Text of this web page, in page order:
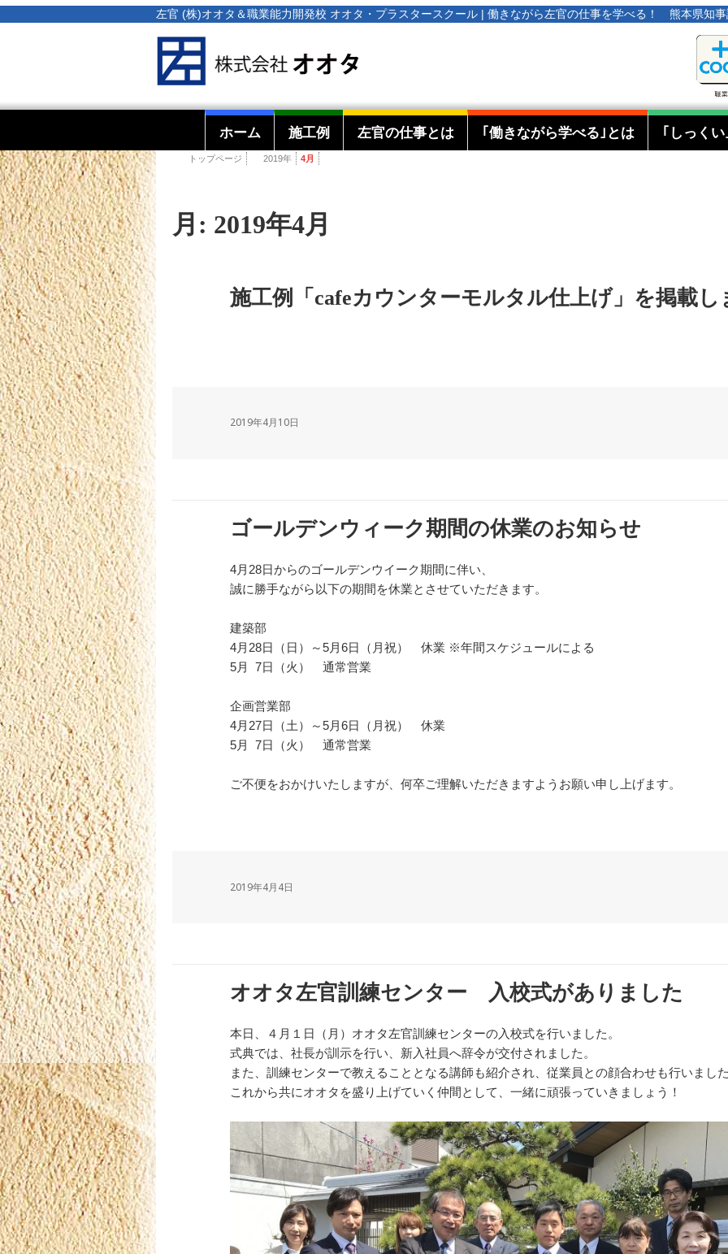
左官 (株)オオタ＆職業能力開発校 オオタ・プラスタースクール | 働きながら左官の仕事を学べる！ 熊本県知
ホーム 施工例 左官の仕事とは ｢働きながら学べる｣とは ｢しっく
トップページ 2019年 4月
月: 2019年4月
施工例「cafeカウンターモルタル仕上げ」を掲載し
2019年4月10日
ゴールデンウィーク期間の休業のお知らせ
4月28日からのゴールデンウイーク期間に伴い、
誠に勝手ながら以下の期間を休業とさせていただきます。
建築部
4月28日（日）～5月6日（月祝） 休業 ※年間スケジュールによる
5月 7日（火） 通常営業
企画営業部
4月27日（土）～5月6日（月祝） 休業
5月 7日（火） 通常営業
ご不便をおかけいたしますが、何卒ご理解いただきますようお願い申し上げます。
2019年4月4日
オオタ左官訓練センター 入校式がありました
本日、４月１日（月）オオタ左官訓練センターの入校式を行いました。
式典では、社長が訓示を行い、新入社員へ辞令が交付されました。
また、訓練センターで教えることとなる講師も紹介され、従業員との顔合わせも行いまし
これから共にオオタを盛り上げていく仲間として、一緒に頑張っていきましょう！